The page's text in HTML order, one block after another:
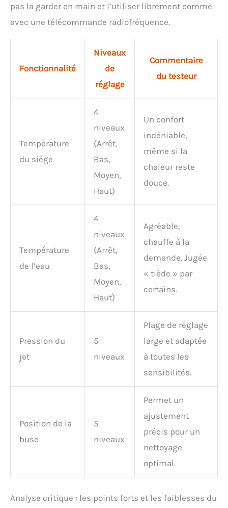
pas la garder en main et l’utiliser librement comme
avec une télécommande radiofréquence.
Fonctionnalité
Niveaux
de
réglage
Commentaire
du testeur
Température
du siège
4
niveaux
(Arrêt,
Bas,
Moyen,
Haut)
Un confort
indéniable,
même si la
chaleur reste
douce.
Température
de l’eau
4
niveaux
(Arrêt,
Bas,
Moyen,
Haut)
Agréable,
chauffe à la
demande. Jugée
« tiède » par
certains.
Pression du
jet
5
niveaux
Plage de réglage
large et adaptée
à toutes les
sensibilités.
Position de la
buse
5
niveaux
Permet un
ajustement
précis pour un
nettoyage
optimal.
Analyse critique : les points forts et les faiblesses du